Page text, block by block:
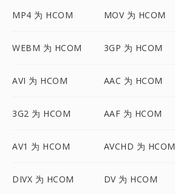
MP4 为 HCOM MOV 为 HCOM
WEBM 为 HCOM 3GP 为 HCOM
AVI 为 HCOM AAC 为 HCOM
3G2 为 HCOM AAF 为 HCOM
AV1 为 HCOM AVCHD 为 HCOM
DIVX 为 HCOM DV 为 HCOM